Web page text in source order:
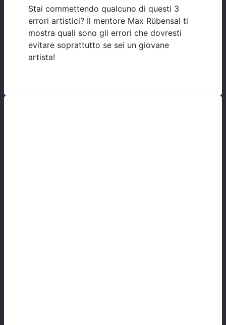
Stai commettendo qualcuno di questi 3
errori artistici? Il mentore Max Rübensal ti
mostra quali sono gli errori che dovresti
evitare soprattutto se sei un giovane
artista!